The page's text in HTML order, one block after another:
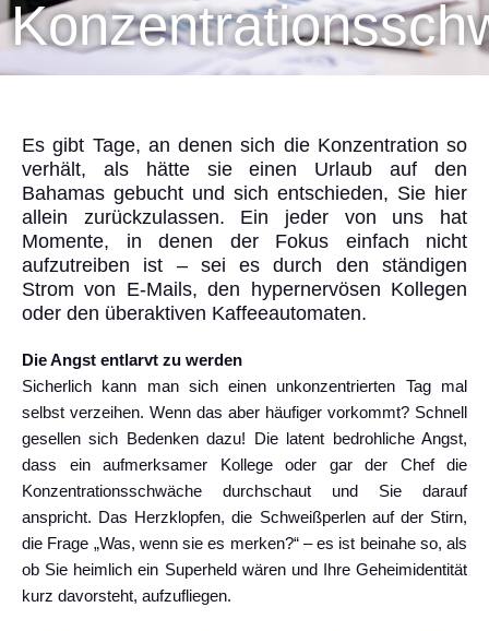
Es gibt Tage, an denen sich die Konzentration so
verhält, als hätte sie einen Urlaub auf den
Bahamas gebucht und sich entschieden, Sie hier
allein zurückzulassen. Ein jeder von uns hat
Momente, in denen der Fokus einfach nicht
aufzutreiben ist – sei es durch den ständigen
Strom von E-Mails, den hypernervösen Kollegen
oder den überaktiven Kaffeeautomaten.
Die Angst entlarvt zu werden
Sicherlich kann man sich einen unkonzentrierten Tag mal
selbst verzeihen. Wenn das aber häufiger vorkommt? Schnell
gesellen sich Bedenken dazu! Die latent bedrohliche Angst,
dass ein aufmerksamer Kollege oder gar der Chef die
Konzentrationsschwäche durchschaut und Sie darauf
anspricht. Das Herzklopfen, die Schweißperlen auf der Stirn,
die Frage „Was, wenn sie es merken?“ – es ist beinahe so, als
ob Sie heimlich ein Superheld wären und Ihre Geheimidentität
kurz davorsteht, aufzufliegen.